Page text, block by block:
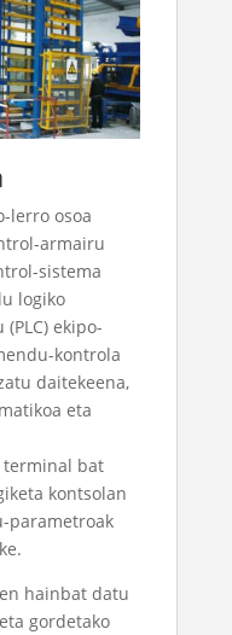
lerro osoa
armairu
sistema
logiko
ekipo-
kontrola
daitekeena,
eta
terminal bat
kontsolan
parametroak
hainbat datu
gordetako